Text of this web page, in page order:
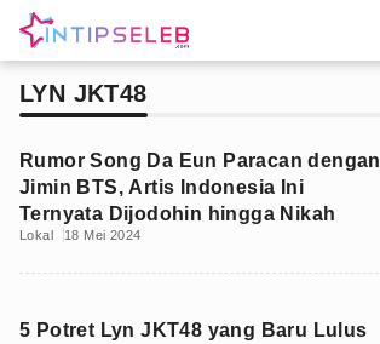
LYN JKT48
Rumor Song Da Eun Paracan dengan
Jimin BTS, Artis Indonesia Ini
Ternyata Dijodohin hingga Nikah
Lokal 18 Mei 2024
5 Potret Lyn JKT48 yang Baru Lulus